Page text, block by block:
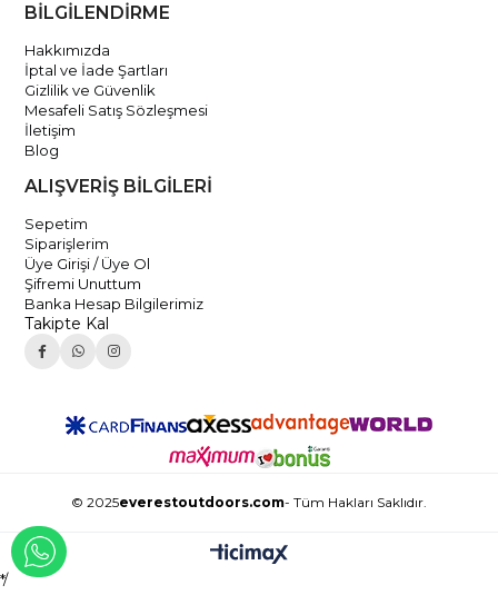
BİLGİLENDİRME
Hakkımızda
İptal ve İade Şartları
Gizlilik ve Güvenlik
Mesafeli Satış Sözleşmesi
İletişim
Blog
ALIŞVERİŞ BİLGİLERİ
Sepetim
Siparişlerim
Üye Girişi / Üye Ol
Şifremi Unuttum
Banka Hesap Bilgilerimiz
Takipte Kal
© 2025everestoutdoors.com- Tüm Hakları Saklıdır.
*/
WHATSAPP İLE İLETİŞİME GEÇ